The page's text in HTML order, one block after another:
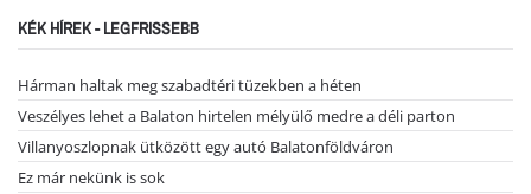
KÉK HÍREK - LEGFRISSEBB
Hárman haltak meg szabadtéri tüzekben a héten
Veszélyes lehet a Balaton hirtelen mélyülő medre a déli parton
Villanyoszlopnak ütközött egy autó Balatonföldváron
Ez már nekünk is sok